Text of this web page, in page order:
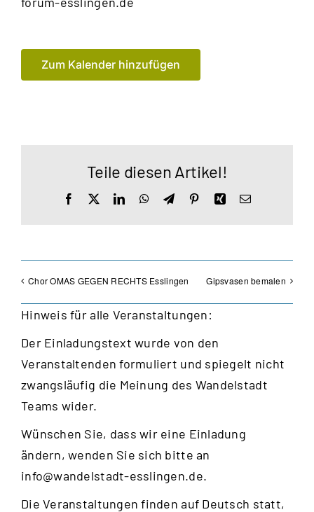
Zum Kalender hinzufügen
Teile diesen Artikel!
Facebook LinkedInWhatsApp
TelegramPinterestXingE-
Chor OMAS GEGEN RECHTS Esslingen Gipsvasen bemalen
Hinweis für alle Veranstaltungen:
Der Einladungstext wurde von den
Veranstaltenden formuliert und spiegelt nicht
zwangsläufig die Meinung des Wandelstadt
Teams wider.
Wünschen Sie, dass wir eine Einladung
ändern, wenden Sie sich bitte an
info@wandelstadt-esslingen.de.
Die Veranstaltungen finden auf Deutsch statt,